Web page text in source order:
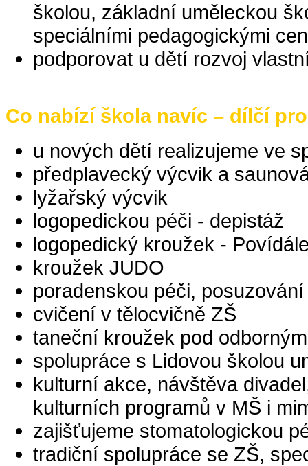
školou, základní uměleckou
speciálními pedagogickými
podporovat u dětí rozvoj
Co nabízí škola navíc – dílčí
u nových dětí realizujeme ve
předplavecký výcvik a
lyžařský výcvik
logopedickou péči - depistáž
logopedický kroužek -
kroužek JUDO
poradenskou péči,
cvičení v tělocvičně ZŠ
taneční kroužek pod
spolupráce s Lidovou školou
kulturní akce, návštěva
kulturních programů v MŠ i
zajišťujeme stomatologickou
tradiční spolupráce se ZŠ,